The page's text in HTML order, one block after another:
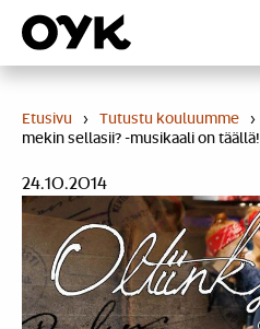
Skip
content
Etusivu › Tutustu kouluumme ›
mekin sellasii? -musikaali on täällä!
24.10.2014